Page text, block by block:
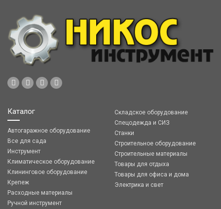
Каталог
Автогаражное оборудование
Все для сада
Инструмент
Климатическое оборудование
Клининговое оборудование
Крепеж
Расходные материалы
Ручной инструмент
Складское оборудование
Спецодежда и СИЗ
Станки
Строительное оборудование
Строительные материалы
Товары для отдыха
Товары для офиса и дома
Электрика и свет